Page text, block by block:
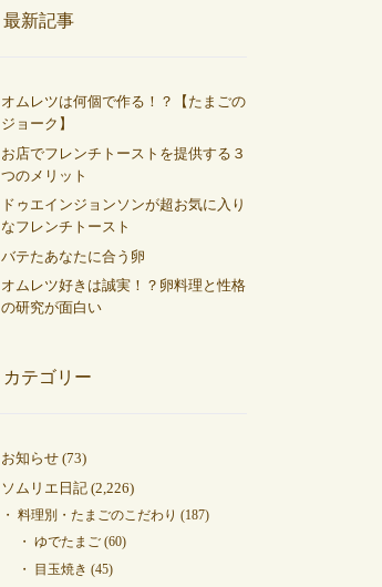
最新記事
オムレツは何個で作る！？【たまごの
ジョーク】
お店でフレンチトーストを提供する３
つのメリット
ドゥエインジョンソンが超お気に入り
なフレンチトースト
バテたあなたに合う卵
オムレツ好きは誠実！？卵料理と性格
の研究が面白い
カテゴリー
お知らせ (73)
ソムリエ日記 (2,226)
料理別・たまごのこだわり (187)
ゆでたまご (60)
目玉焼き (45)